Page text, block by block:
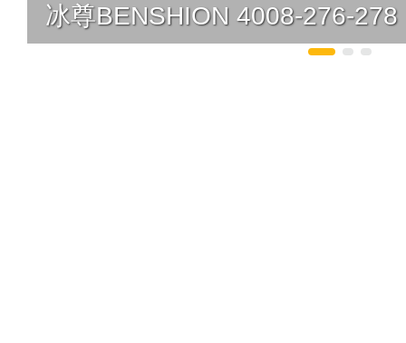
冰尊BENSHION 4008-276-278